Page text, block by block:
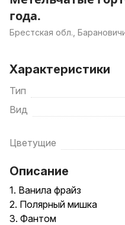
года.
Брестская обл.,
Характеристики
Тип
Вид
Цветущие
Описание
1. Ванила фрайз
2. Полярный мишка
3. Фантом